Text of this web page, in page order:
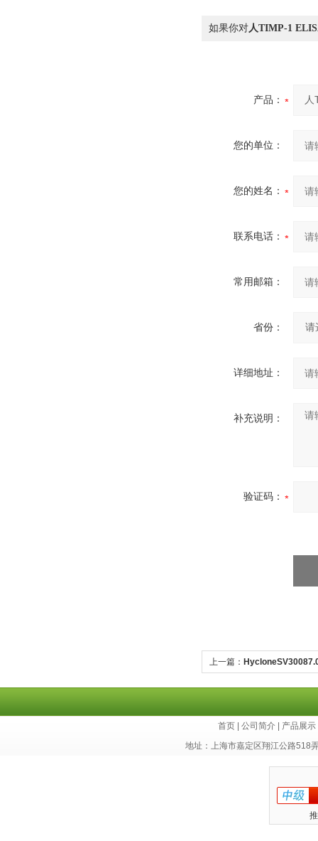
如果你对人TIMP-1
产品：
您的单位：
您的姓名：
联系电话：
常用邮箱：
省份：
详细地址：
补充说明：
验证码：
上一篇：
首页 公司简介 产品展示
地址：上海市嘉定区翔江公路518